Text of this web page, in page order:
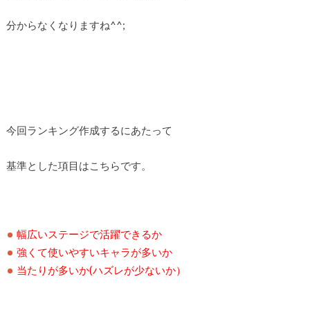
分からなくなりますね^^;
今回ランキング作成するにあたって
基準とした項目はこちらです。
幅広いステージで活躍できるか
強くて使いやすいキャラが多いか
当たりが多いか(ハズレが少ないか）